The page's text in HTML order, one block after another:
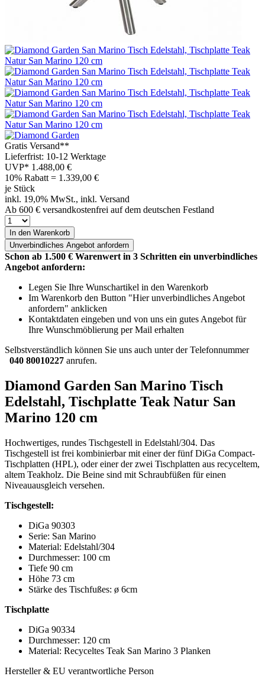
Gratis Versand**
Lieferfrist: 10-12 Werktage
UVP* 1.488,00 €
10% Rabatt = 1.339,00 €
je Stück
inkl. 19,0% MwSt., inkl. Versand
Ab 600 € versandkostenfrei auf dem deutschen Festland
In den Warenkorb
Unverbindliches Angebot anfordern
Schon ab 1.500 € Warenwert in 3 Schritten ein unverbindliches
Angebot anfordern:
Legen Sie Ihre Wunschartikel in den Warenkorb
Im Warenkorb den Button "Hier unverbindliches Angebot
anfordern" anklicken
Kontaktdaten eingeben und von uns ein gutes Angebot für
Ihre Wunschmöblierung per Mail erhalten
Selbstverständlich können Sie uns auch unter der Telefonnummer
040 80010227 anrufen.
Diamond Garden San Marino Tisch
Edelstahl, Tischplatte Teak Natur San
Marino 120 cm
Hochwertiges, rundes Tischgestell in Edelstahl/304. Das
Tischgestell ist frei kombinierbar mit einer der fünf DiGa Compact-
Tischplatten (HPL), oder einer der zwei Tischplatten aus recyceltem,
altem Teakholz. Die Beine sind mit Schraubfüßen für einen
Niveauausgleich versehen.
Tischgestell:
DiGa 90303
Serie: San Marino
Material: Edelstahl/304
Durchmesser: 100 cm
Tiefe 90 cm
Höhe 73 cm
Stärke des Tischfußes: ø 6cm
Tischplatte
DiGa 90334
Durchmesser: 120 cm
Material: Recyceltes Teak San Marino 3 Planken
Hersteller & EU verantwortliche Person